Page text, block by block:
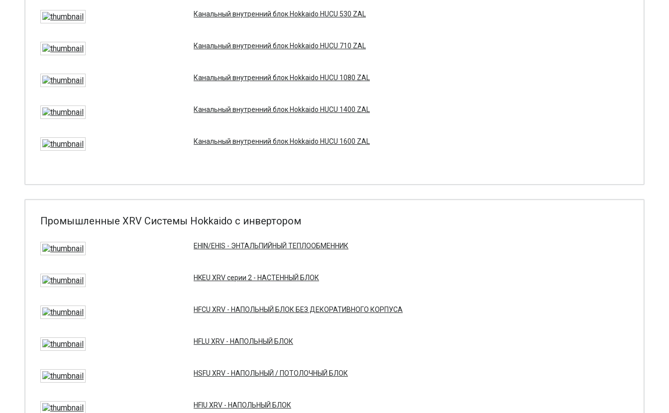
Канальный внутренний блок Hokkaido HUCU 530 ZAL
Канальный внутренний блок Hokkaido HUCU 710 ZAL
Канальный внутренний блок Hokkaido HUCU 1080 ZAL
Канальный внутренний блок Hokkaido HUCU 1400 ZAL
Канальный внутренний блок Hokkaido HUCU 1600 ZAL
Промышленные XRV Системы Hokkaido с инвертором
EHIN/EHIS - ЭНТАЛЬПИЙНЫЙ ТЕПЛООБМЕННИК
HKEU XRV серии 2 - НАСТЕННЫЙ БЛОК
HFCU XRV - НАПОЛЬНЫЙ БЛОК БЕЗ ДЕКОРАТИВНОГО КОРПУСА
HFLU XRV - НАПОЛЬНЫЙ БЛОК
HSFU XRV - НАПОЛЬНЫЙ / ПОТОЛОЧНЫЙ БЛОК
HFIU XRV - НАПОЛЬНЫЙ БЛОК